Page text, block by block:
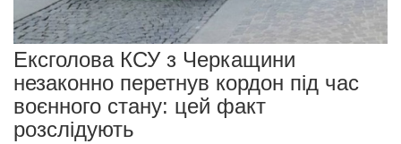
Ексголова КСУ з Черкащини
незаконно перетнув кордон під час
воєнного стану: цей факт
розслідують